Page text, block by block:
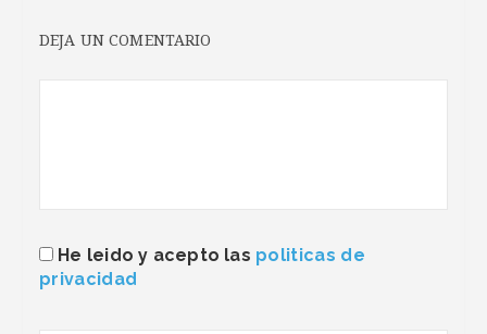
DEJA UN COMENTARIO
He leido y acepto las politicas de
privacidad